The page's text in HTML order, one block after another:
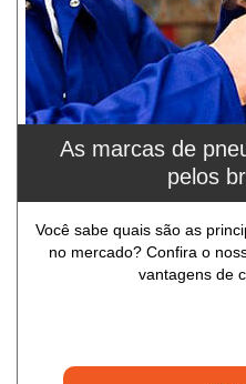
As marcas de
pelos
Você sabe quais são as
no mercado? Confira o
vantagens de